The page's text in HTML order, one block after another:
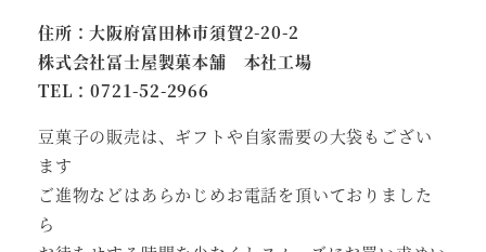
住所：大阪府富田林市須賀2-20-2
株式会社冨士屋製菓本舗 本社工場
TEL：0721-52-2966
豆菓子の販売は、ギフトや自家需要の大袋もござい
ます
ご進物などはあらかじめお電話を頂いておりました
ら